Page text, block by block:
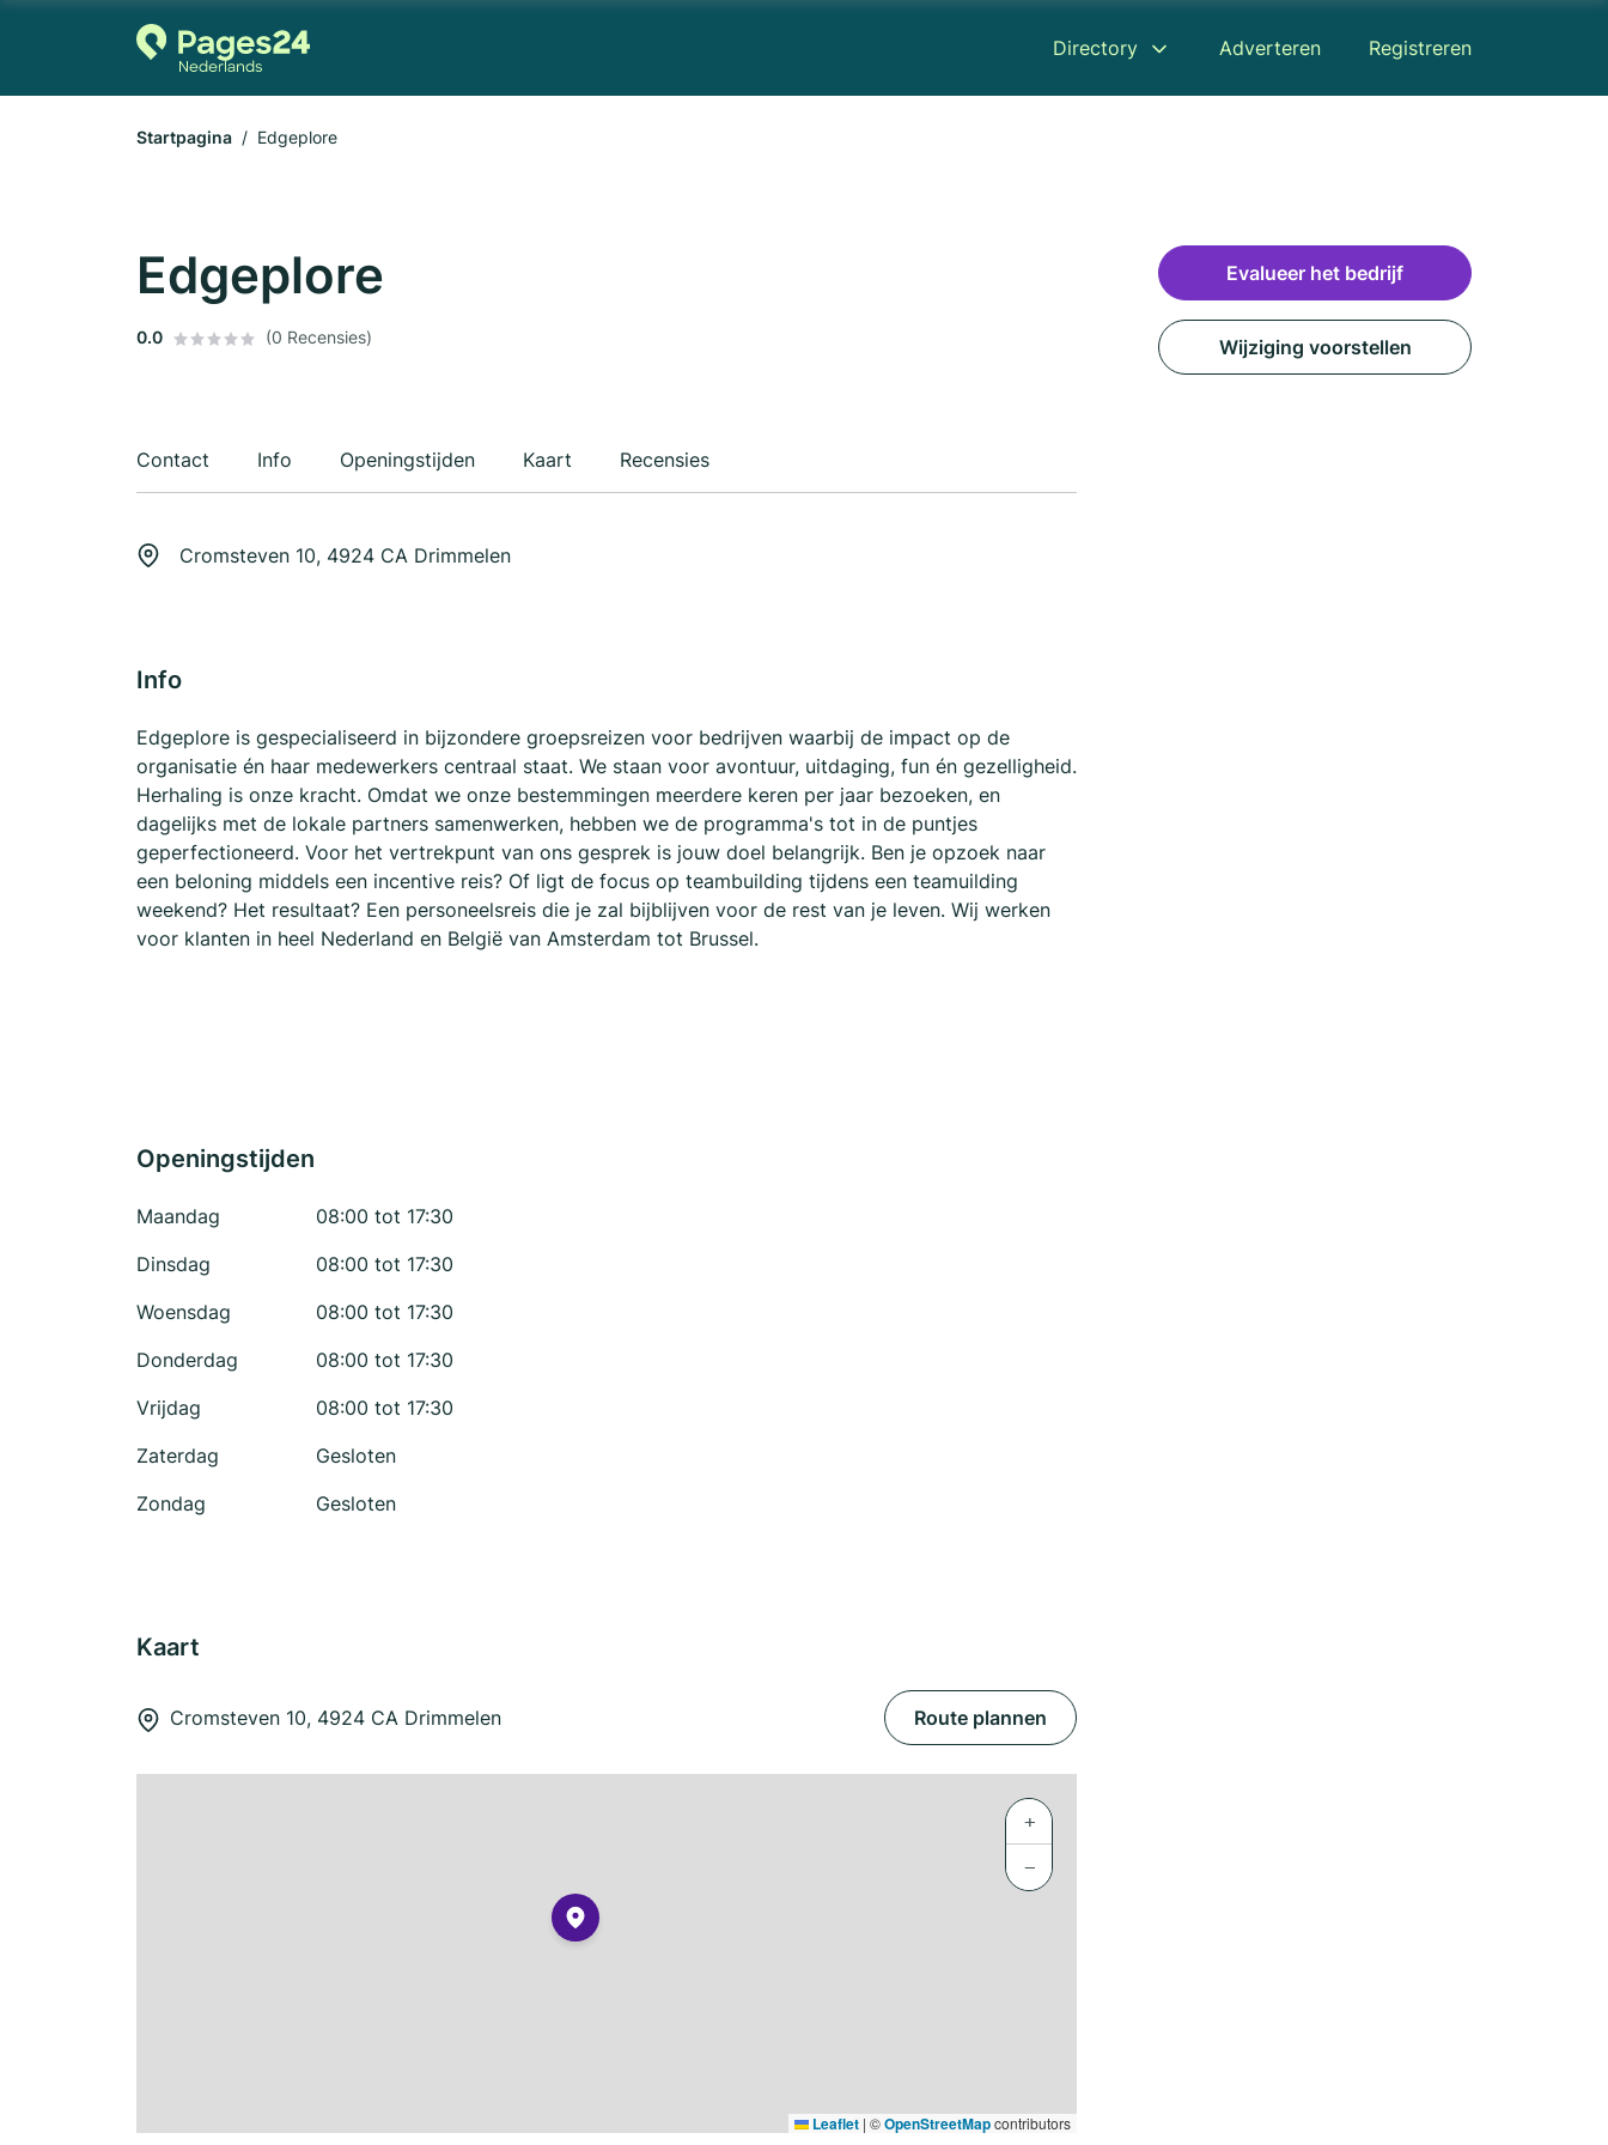
Directory Adverteren Registreren
Startpagina Edgeplore
Edgeplore
0.0 (0 Recensies)
Contact Info Openingstijden Kaart Recensies
Cromsteven 10, 4924 CA Drimmelen
Info
Edgeplore is gespecialiseerd in bijzondere groepsreizen voor bedrijven waarbij de impact op de
organisatie én haar medewerkers centraal staat. We staan voor avontuur, uitdaging, fun én gezelligheid.
Herhaling is onze kracht. Omdat we onze bestemmingen meerdere keren per jaar bezoeken, en
dagelijks met de lokale partners samenwerken, hebben we de programma's tot in de puntjes
geperfectioneerd. Voor het vertrekpunt van ons gesprek is jouw doel belangrijk. Ben je opzoek naar
een beloning middels een incentive reis? Of ligt de focus op teambuilding tijdens een teamuilding
weekend? Het resultaat? Een personeelsreis die je zal bijblijven voor de rest van je leven. Wij werken
voor klanten in heel Nederland en België van Amsterdam tot Brussel.
Openingstijden
Maandag
08:00 tot 17:30
Dinsdag
08:00 tot 17:30
Woensdag
08:00 tot 17:30
Donderdag
08:00 tot 17:30
Vrijdag
08:00 tot 17:30
Zaterdag
Gesloten
Zondag
Gesloten
Kaart
Cromsteven 10, 4924 CA Drimmelen Route plannen
+
−
Leaflet | ©OpenStreetMapcontributors
Evalueer het bedrijf
Wijziging voorstellen